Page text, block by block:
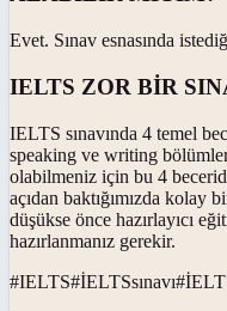
Evet. Sınav esnasında
IELTS ZOR BİR
IELTS sınavında 4 temel
speaking ve writing
olabilmeniz için bu 4
açıdan baktığımızda kolay
düşükse önce hazırlayıcı
hazırlanmanız gerekir.
#IELTS#İELTSsınavı#